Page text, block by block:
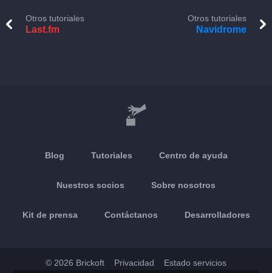
Otros tutoriales
Last.fm
Otros tutoriales
Navidrome
Blog Tutoriales Centro de ayuda
Nuestros socios Sobre nosotros
Kit de prensa Contáctanos Desarrolladores
© 2026 Brickoft Privacidad Estado servicios